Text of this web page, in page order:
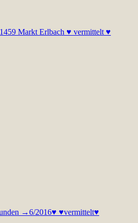
Markt Erlbach ♥ vermittelt ♥
→6/2016♥ ♥vermittelt♥